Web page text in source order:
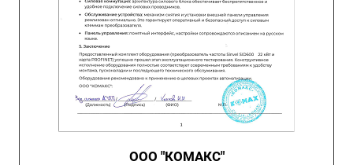
ООО "КОМАКС"